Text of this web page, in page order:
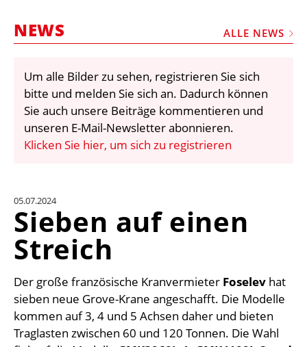
VIDEOS
BIBLIOTHEK
KRAN & BÜHNE
EINHEITENKONVERTER
KONTAKT
NEWS ALLE NEWS
Um alle Bilder zu sehen, registrieren Sie sich
bitte und melden Sie sich an. Dadurch können
Sie auch unsere Beiträge kommentieren und
unseren E-Mail-Newsletter abonnieren.
Klicken Sie hier, um sich zu registrieren
05.07.2024
Sieben auf einen
Streich
Der große französische Kranvermieter Foselev hat
sieben neue Grove-Krane angeschafft. Die Modelle
kommen auf 3, 4 und 5 Achsen daher und bieten
Traglasten zwischen 60 und 120 Tonnen. Die Wahl